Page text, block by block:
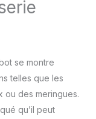
et à la
déchets
en
vous
se montre
telles que les
ou des meringues.
qu’il peut